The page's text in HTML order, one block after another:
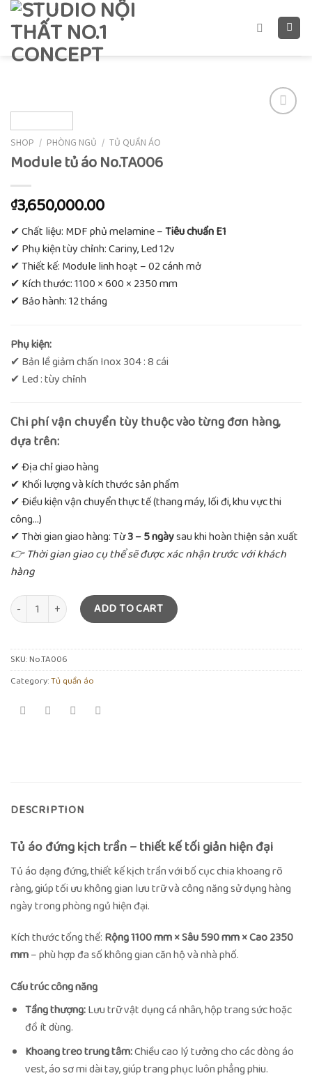
Skip
content
SHOP / PHÒNG NGỦ / TỦ QUẦN ÁO
Module tủ áo No.TA006
₫3,650,000.00
✔ Chất liệu: MDF phủ melamine –Tiêu chuẩn E1
✔ Phụ kiện tùy chỉnh: Cariny, Led 12v
✔ Thiết kế: Module linh hoạt – 02 cánh mở
✔ Kích thước: 1100 × 600 × 2350 mm
✔ Bảo hành: 12 tháng
Phụ kiện:
✔ Bản lề giảm chấn Inox 304 : 8 cái
✔ Led : tùy chỉnh
Chi phí vận chuyển tùy thuộc vào từng đơn hàng,
dựa trên:
✔ Địa chỉ giao hàng
✔ Khối lượng và kích thước sản phẩm
✔ Điều kiện vận chuyển thực tế (thang máy, lối đi, khu vực thi
công…)
✔ Thời gian giao hàng:Từ3 – 5 ngàysau khi hoàn thiện sản xuất
👉 Thời gian giao cụ thể sẽ được xác nhận trước với khách
hàng
Module tủ áo No.TA006 quantity
ADD TO CART
SKU:No.TA006
Category:Tủ quần áo
DESCRIPTION
Tủ áo đứng kịch trần – thiết kế tối giản hiện đại
Tủ áo dạng đứng, thiết kế kịch trần với bố cục chia khoang rõ
ràng, giúp tối ưu không gian lưu trữ và công năng sử dụng hàng
ngày trong phòng ngủ hiện đại.
Kích thước tổng thể: Rộng 1100 mm × Sâu 590 mm × Cao 2350
mm– phù hợp đa số không gian căn hộ và nhà phố.
Cấu trúc công năng
Tầng thượng:Lưu trữ vật dụng cá nhân, hộp trang sức hoặc
đồ ít dùng.
Khoang treo trung tâm:Chiều cao lý tưởng cho các dòng áo
vest, áo sơ mi dài tay, giúp trang phục luôn phẳng phiu.